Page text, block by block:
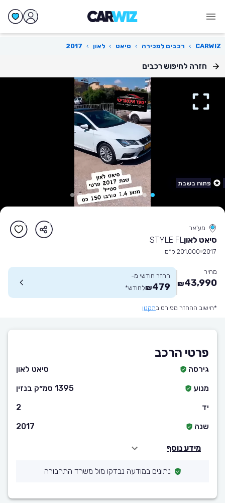
CARWIZ
› רכבים למכירה › סיאט › לאון ›
2017
חזרה לחיפוש רכבים
פתוח בשבת
מע'אר
סיאט לאון STYLE FL
2017 201,000 ק״מ
מחיר
43,990
₪
החזר חודשי מ-
479
₪לחודש*
*חישוב ההחזר מפורט בתקנון
פרטי הרכב
גירסה
סיאט לאון
מנוע
1395 סמ״ק בנזין
יד
2
שנה
2017
מידע נוסף
נתונים במודעה נבדקו מול משרד התחבורה